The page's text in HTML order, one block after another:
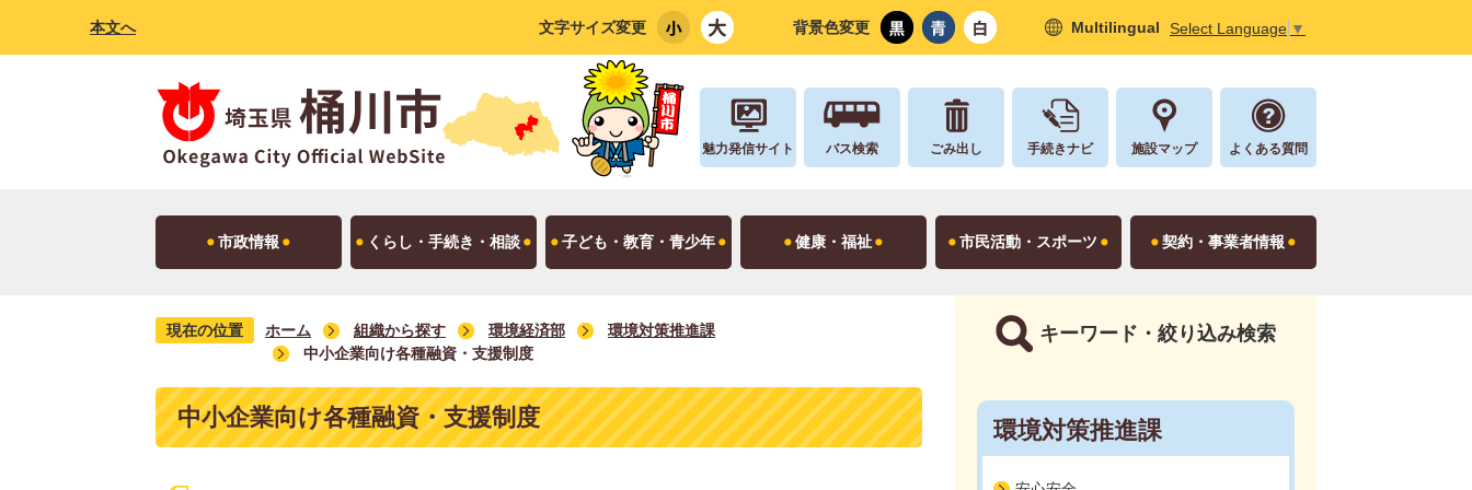
本文へ 文字サイズ変更 背景色変更 Multilingual Select Language ▼
魅力発信サイト バス検索 ごみ出し 手続きナビ 施設マップ よくある質問
市政情報 くらし・手続き・相談 子ども・教育・青少年 健康・福祉 市民活動・スポーツ 契約・事業者情報
現在の位置 ホーム 組織から探す 環境経済部
環境対策推進課
中小企業向け各種融資・支援制度
中小企業向け各種融資・支援制度
キーワード・絞り込み検索
環境対策推進課